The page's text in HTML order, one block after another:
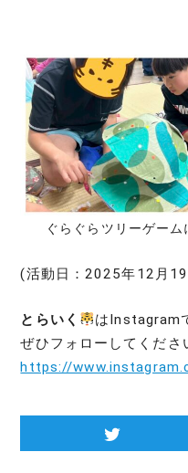
ぐらぐらツリーゲー
(活動日：2025年12月
とらいく
はInstagram
ぜひフォローしてくださ
https://